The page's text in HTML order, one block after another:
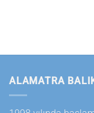
ALAMATRA